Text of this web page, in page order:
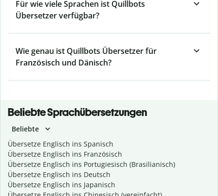
Für wie viele Sprachen ist Quillbots
Übersetzer verfügbar?
Wie genau ist Quillbots Übersetzer für
Französisch und Dänisch?
Beliebte Sprachübersetzungen
Beliebte
Übersetze Englisch ins Spanisch
Übersetze Englisch ins Französisch
Übersetze Englisch ins Portugiesisch (Brasilianisch)
Übersetze Englisch ins Deutsch
Übersetze Englisch ins Japanisch